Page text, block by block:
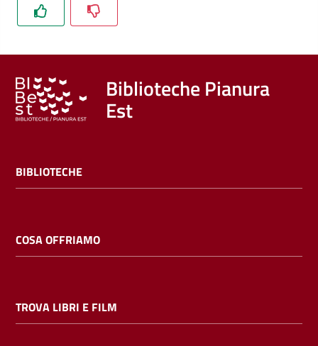
libri
film
Calendario
Bambini
E
Biblioteche Pianura
Est
BIBLIOTECHE
COSA OFFRIAMO
TROVA LIBRI E FILM